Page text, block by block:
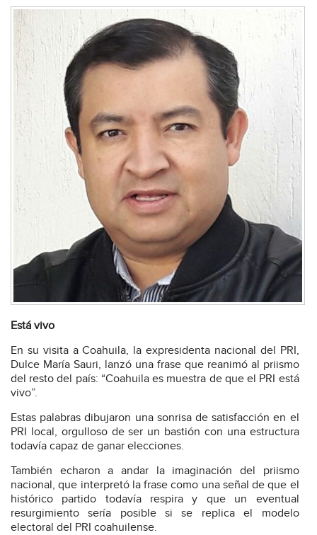
Está vivo
En su visita a Coahuila, la expresidenta nacional del PRI,
Dulce María Sauri, lanzó una frase que reanimó al priismo
del resto del país: “Coahuila es muestra de que el PRI está
vivo”.
Estas palabras dibujaron una sonrisa de satisfacción en el
PRI local, orgulloso de ser un bastión con una estructura
todavía capaz de ganar elecciones.
También echaron a andar la imaginación del priismo
nacional, que interpretó la frase como una señal de que el
histórico partido todavía respira y que un eventual
resurgimiento sería posible si se replica el modelo
electoral del PRI coahuilense.